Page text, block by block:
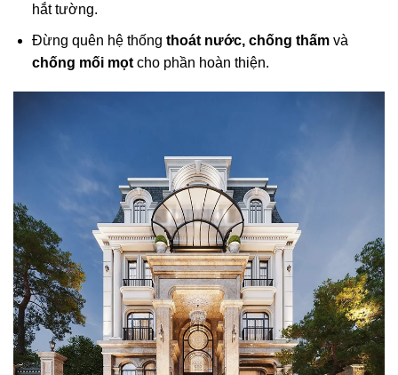
hắt tường.
Đừng quên hệ thống thoát nước, chống thấmvà
chống mối mọtcho phần hoàn thiện.